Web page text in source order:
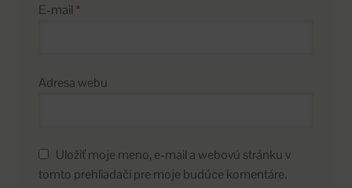
E-mail *
Adresa webu
Uložiť moje meno, e-mail a webovú stránku v
tomto prehliadači pre moje budúce komentáre.